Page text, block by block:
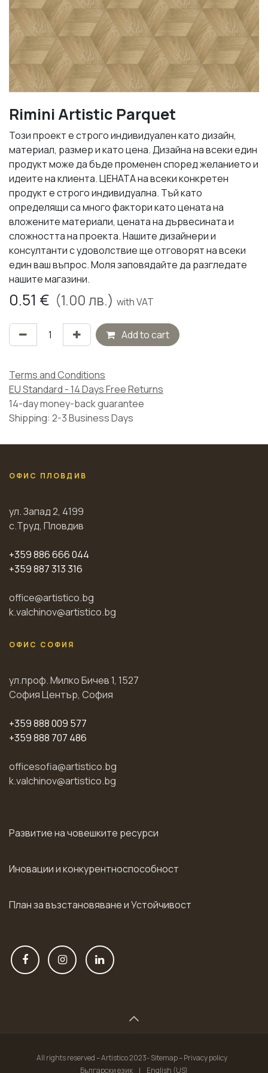
Rimini Artistic Parquet
Този проект е строго индивидуален като дизайн,
материал, размер и като цена. Дизайна на всеки един
продукт може да бъде променен според желанието и
идеите на клиента. ЦЕНАТА на всеки конкретен
продукт е строго индивидуална. Тъй като
определящи са много фактори като цената на
вложените материали, цената на дървесината и
сложността на проекта. Нашите дизайнери и
консултанти с удоволствие ще отговорят на всеки
един ваш въпрос. Моля заповядайте да разгледате
нашите магазини.
0.51 € (1.00лв.) with VAT
Add to cart
Terms and Conditions
EU Standard - 14 Days Free Returns
14-day money-back guarantee
Shipping: 2-3 Business Days
ОФИС ПЛОВДИВ
ул. Запад 2, 4199
с.Труд, Пловдив
+359 886 666 044
+359 887 313 316
office@artistico.bg
k.valchinov@artistico.bg
ОФИС СОФИЯ
ул.проф. Милко Бичев 1, 1527
София Център, София
+359 888 009 577
+359 888 707 486
officesofia@artistico.bg
k.valchinov@artistico.bg
Развитие на човешките ресурси
Иновации и конкурентноспособност
План за възстановяване и Устойчивост
All rights reserved – Artistico 2023- Sitemap – Privacy policy
Български език
| English (US)